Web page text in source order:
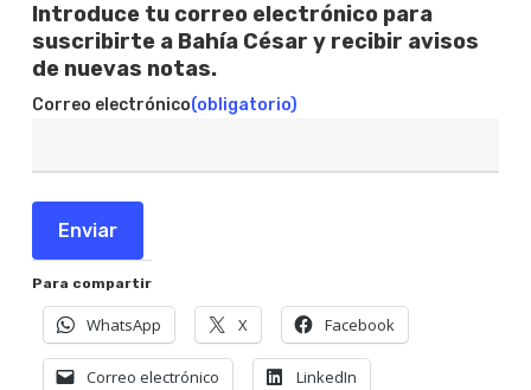
Introduce tu correo electrónico para
suscribirte a Bahía César y recibir avisos
de nuevas notas.
Correo electrónico(obligatorio)
Enviar
Para compartir
WhatsApp X Facebook
Correo electrónico LinkedIn